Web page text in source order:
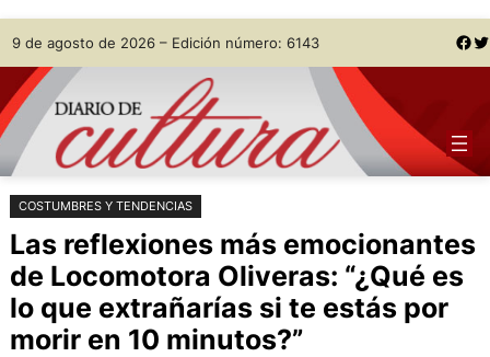
Saltar
al
contenido
Skip
to
content
9 de agosto de 2026 – Edición número: 6143 Facebook Twitter
COSTUMBRES Y TENDENCIAS
Las reflexiones más emocionantes
de Locomotora Oliveras: “¿Qué es
lo que extrañarías si te estás por
morir en 10 minutos?”